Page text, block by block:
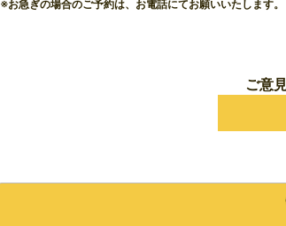
※お急ぎの場合のご予約は、お電話にてお願いいたします。
ご意